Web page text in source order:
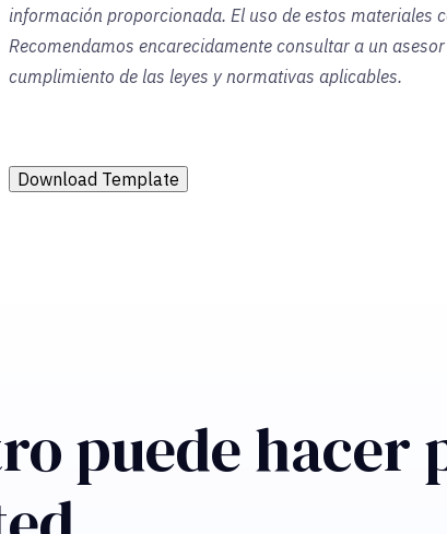
información proporcionada. El uso de estos materiales
Recomendamos encarecidamente consultar a un
cumplimiento de las leyes y normativas aplicables.
Download Template
puede hacer